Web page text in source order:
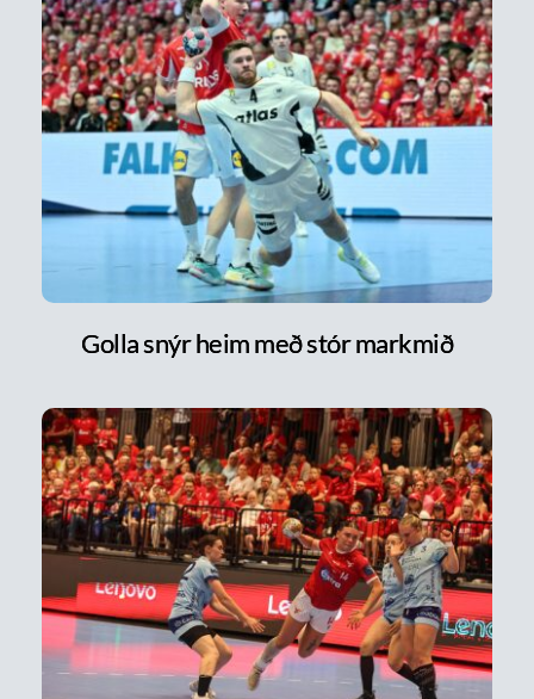
Golla snýr heim með stór markmið